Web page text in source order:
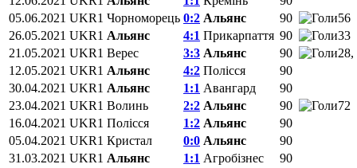
05.06.2021 UKR1 Чорноморець 0:2 Альянс 90
56
26.05.2021 UKR1 Альянс 4:1 Прикарпаття 90
33
21.05.2021 UKR1 Верес 3:3 Альянс 90
28,
12.05.2021 UKR1 Альянс 4:2 Полісся
90
30.04.2021 UKR1 Альянс 1:1 Авангард
90
23.04.2021 UKR1 Волинь 2:2 Альянс 90
72
16.04.2021 UKR1 Полісся 1:2 Альянс
90
05.04.2021 UKR1 Кристал 0:0 Альянс
90
31.03.2021 UKR1 Альянс 1:1 Агробізнес
90